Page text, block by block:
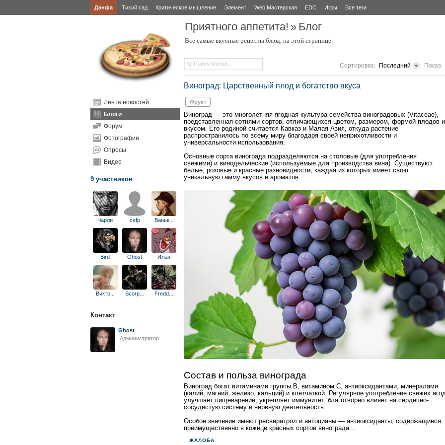
Данфа Тихий сад Критическое мышление Элемент Web Мастерская EDC Игры Все теги
Лента новостей
Блоги
Форум
Фотографии
Опросы
Видео
9 участников
Чарли cefp Ваньк...
Bird Ghost Илья
Викто... Scorp Fredd
Контакт
Ghost
Администратор
Приятного аппетита! » Блог
Все самые вкусные рецепты блюд, на этой странице.
Сортировка: Последний Показ:
Виноград: Царственный плод и богатство вкуса
Фрукт
Виноград — это многолетняя ягодная культура семейства виноградовых (Vitaceae),
представленная сотнями сортов, отличающихся цветом, размером, формой плодов и
вкусом. Его родиной считается Кавказ и Малая Азия, откуда растение
распространилось по всему миру благодаря своей неприхотливости и
универсальности использования.
Основные сорта винограда подразделяются на столовые (для употребления
свежими) и винодельческие (используемые для производства вина). Существуют
белые, розовые и красные разновидности, каждая из которых имеет свою
уникальную гамму вкусов и ароматов.
Состав и польза винограда
Виноград богат витаминами группы B, витамином C, антиоксидантами, минералами
(калий, магний, железо, кальций) и клетчаткой. Регулярное употребление свежих
улучшает пищеварение, укрепляет иммунитет, благотворно влияет на сердечно-
сосудистую систему и нервную деятельность.
Особое значение имеют ресвератрол и антоцианы — антиоксиданты, содержащиеся
преимущественно в кожице красных сортов винограда....
ЖАЛОБА